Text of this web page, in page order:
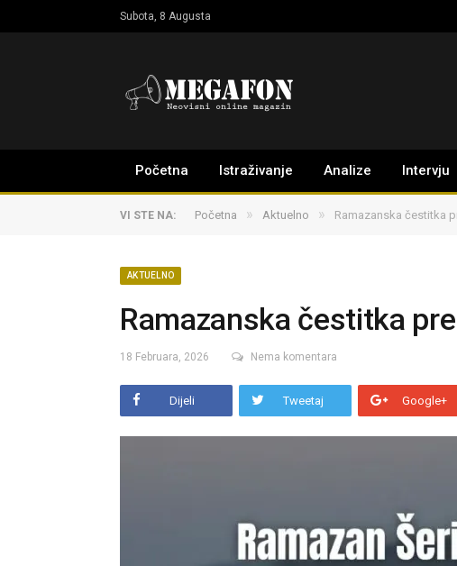
Subota, 8 Augusta
Početna Istraživanje Analize Intervju
VI STE NA: Početna » Aktuelno » Ramazanska čestitka
AKTUELNO
Ramazanska čestitka
18 Februara, 2026 Nema komentara
Dijeli Tweetaj Google+